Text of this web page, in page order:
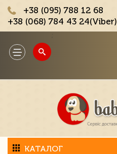
+38 (095) 788 12 68
+38 (068) 784 43 24(Viber)
Toggle
navigation
КАТАЛОГ